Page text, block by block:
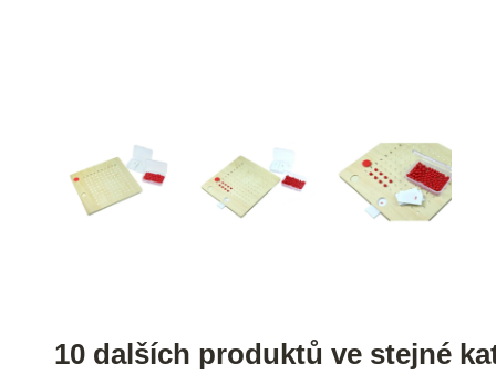
10 dalších produktů ve stejné